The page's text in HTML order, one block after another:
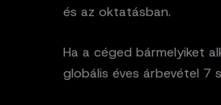
és az oktatásban.
Ha a céged bármelyiket
globális éves árbevétel 7